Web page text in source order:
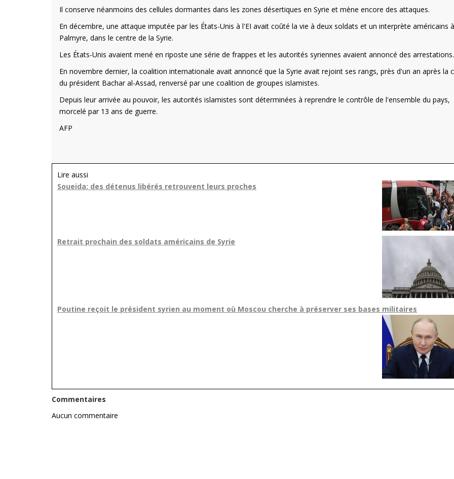
Il conserve néanmoins des cellules dormantes dans les zones désertiques en Syrie et mène encore des attaques.
En décembre, une attaque imputée par les États-Unis à l'EI avait coûté la vie à deux soldats et un interprète américains à
Palmyre, dans le centre de la Syrie.
Les États-Unis avaient mené en riposte une série de frappes et les autorités syriennes avaient annoncé des arrestations.
En novembre dernier, la coalition internationale avait annoncé que la Syrie avait rejoint ses rangs, près d'un an après la
du président Bachar al-Assad, renversé par une coalition de groupes islamistes.
Depuis leur arrivée au pouvoir, les autorités islamistes sont déterminées à reprendre le contrôle de l'ensemble du pays,
morcelé par 13 ans de guerre.
AFP
Lire aussi
Soueida: des détenus libérés retrouvent leurs proches
Retrait prochain des soldats américains de Syrie
Poutine reçoit le président syrien au moment où Moscou cherche à préserver ses bases militaires
Commentaires
Aucun commentaire